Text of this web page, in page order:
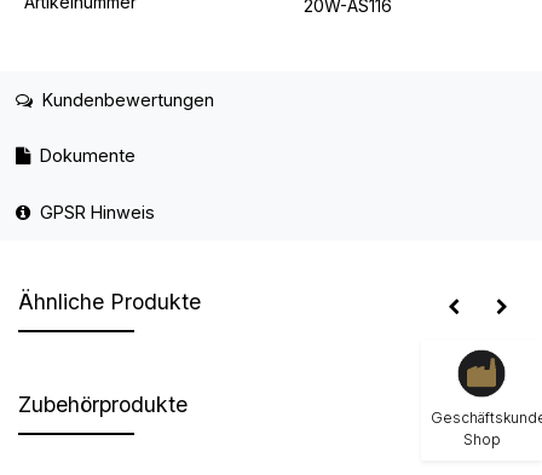
20W-AS116
Kundenbewertungen
Dokumente
GPSR Hinweis
Ähnliche Produkte
Zubehörprodukte
Shop